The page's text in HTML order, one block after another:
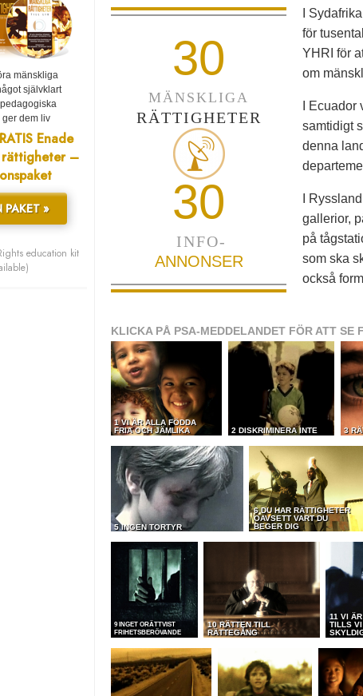
30
MÄNSKLIGA
RÄTTIGHETER
30
INFO-
ANNONSER
I
för
YHRI för
om
I
samtidigt
denna
I
gallerior,
på
som ska
också
KLICKA PÅ PSA-MEDDELANDET FÖR ATT SE
1 VI ÄR ALLA FÖDDA
FRIA OCH JÄMLIKA
2 DISKRIMINERA INTE 3
5 INGEN TORTYR
6 DU HAR RÄTTIGHETER
OAVSETT VART DU
BEGER DIG
9 INGET ORÄTTVIST
FRIHETSBERÖVANDE
10 RÄTTEN TILL
RÄTTEGÅNG
11 VI
TILLS
mänskliga
självklart
ger dem liv
Enade
rättigheter –
PAKET »
education kit